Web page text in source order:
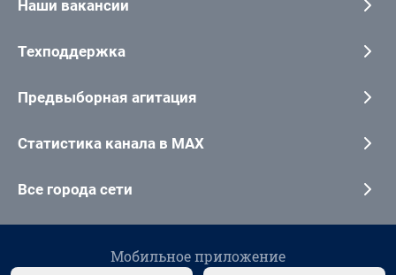
Наши вакансии
Техподдержка
Предвыборная агитация
Статистика канала в MAX
Все города сети
Мобильное приложение